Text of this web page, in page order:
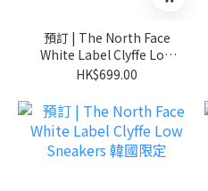
預訂 | The North Face
White Label Clyffe Low
Sneakers 韓國限定
HK$699.00